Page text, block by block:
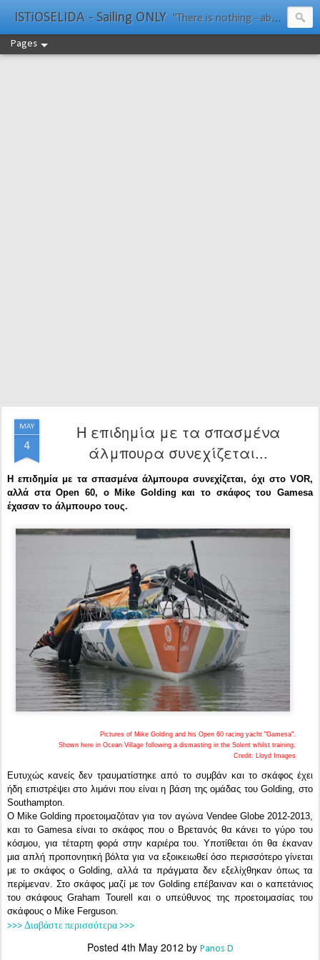
ISTiOSELIDA - Sailing ONLY "There is nothing - absolutely nothing - half so much worth doing as simply messing about in boats." Water Rat, Kenneth Grahame
Pages
MAY
4
Η επιδημία με τα σπασμένα
άλμπουρα συνεχίζεται...
Η επιδημία με τα σπασμένα άλμπουρα συνεχίζεται, όχι στο VOR,
αλλά στα Open 60, ο Mike Golding και το σκάφος του Gamesa
έχασαν το άλμπουρο τους.
Pictures of Mike Golding and his Open 60 racing yacht "Gamesa".
Shown here in Ocean Village following a dismasting in the Solent whilst training.
Credit: Lloyd Images
Ευτυχώς κανείς δεν τραυματίστηκε από το συμβάν και το σκάφος έχει
ήδη επιστρέψει στο λιμάνι που είναι η βάση της ομάδας του Golding, στο
Southampton.
Ο Mike Golding προετοιμαζόταν για τον αγώνα Vendee Globe 2012-2013,
και το Gamesa είναι το σκάφος που ο Βρετανός θα κάνει το γύρο του
κόσμου, για τέταρτη φορά στην καριέρα του. Υποτίθεται ότι θα έκαναν
μια απλή προπονητική βόλτα για να εξοικειωθεί όσο περισσότερο γίνεται
με το σκάφος ο Golding, αλλά τα πράγματα δεν εξελίχθηκαν όπως τα
περίμεναν. Στο σκάφος μαζί με τον Golding επέβαιναν και ο καπετάνιος
του σκάφουςGraham Tourell και ο υπεύθυνος της προετοιμασίας του
σκάφους ο Mike Ferguson.
>>> Διαβάστε περισσότερα >>>
Posted 4th May 2012 by Panos D